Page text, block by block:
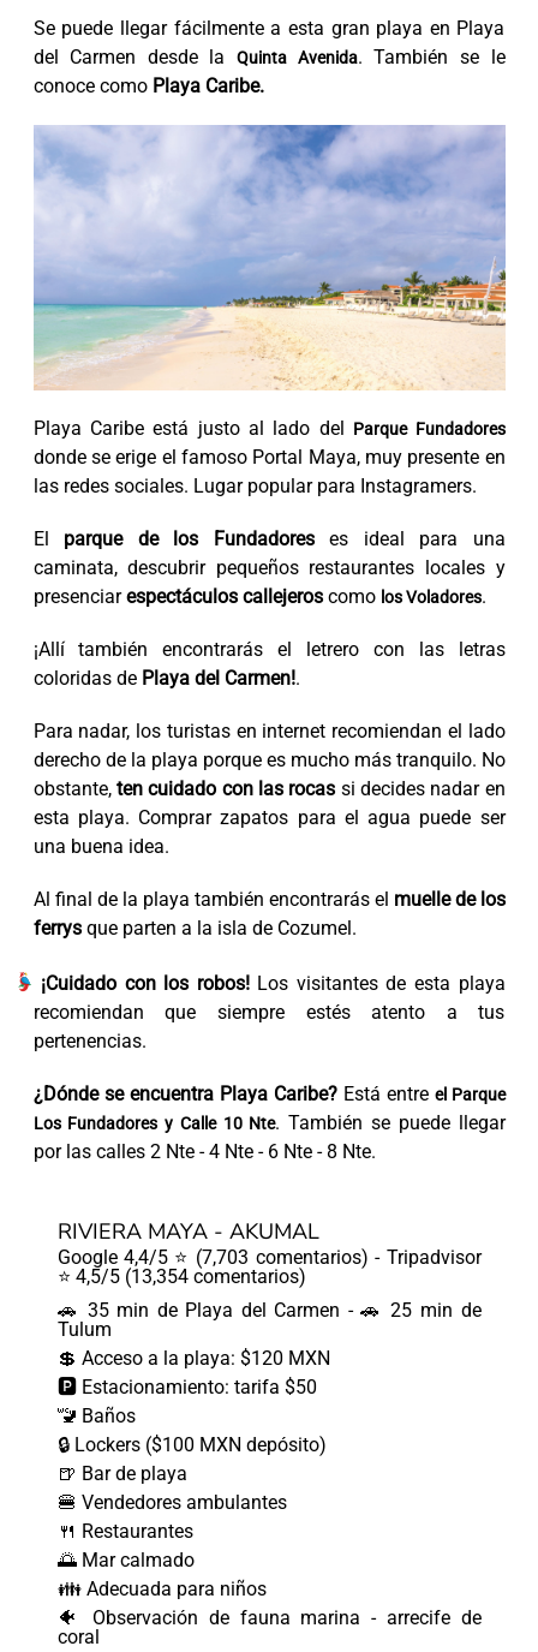
Se puede llegar fácilmente a esta gran playa en Playa
del Carmen desde la Quinta Avenida. También se le
conoce como Playa Caribe.
Playa Caribe está justo al lado del Parque Fundadores
donde se erige el famoso Portal Maya, muy presente en
las redes sociales. Lugar popular para Instagramers.
El parque de los Fundadoreses ideal para una
caminata, descubrir pequeños restaurantes locales y
presenciarespectáculos callejeroscomo los Voladores.
¡Allí también encontrarás el letrero con las letras
coloridas de Playa del Carmen!.
Para nadar, los turistas en internet recomiendan el lado
derecho de la playa porque es mucho más tranquilo. No
obstante, ten cuidado con las rocas si decides nadar en
esta playa. Comprar zapatos para el agua puede ser
una buena idea.
Al final de la playa también encontrarás el muelle de los
ferrysque parten a la isla de Cozumel.
¡Cuidado con los robos!Los visitantes de esta playa
recomiendan que siempre estés atento a tus
pertenencias.
¿Dónde se encuentra Playa Caribe?Está entre el Parque
Los Fundadores y Calle 10 Nte. También se puede llegar
por las calles 2 Nte - 4 Nte - 6 Nte - 8 Nte.
RIVIERA MAYA - AKUMAL
Google 4,4/5 ⭐ (7,703 comentarios) - Tripadvisor
⭐ 4,5/5 (13,354 comentarios)
🚗 35 min de Playa del Carmen - 🚗 25 min de
Tulum
💲 Acceso a la playa: $120 MXN
🅿️ Estacionamiento: tarifa $50
🚾 Baños
🔒 Lockers ($100 MXN depósito)
🍺 Bar de playa
🍔 Vendedores ambulantes
🍴 Restaurantes
🌅 Mar calmado
👪 Adecuada para niños
🐠 Observación de fauna marina - arrecife de
coral